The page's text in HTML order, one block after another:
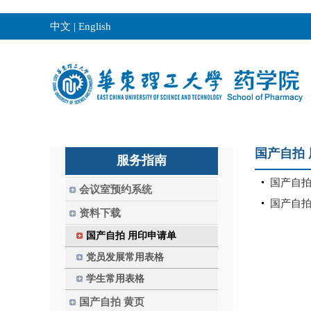
中文 | English
服务指南
会议室预约系统
资料下载
国产自拍 用印申请单
党员发展常用表格
学生常用表格
国产自拍 黄页
国产自拍
国产自
国产自